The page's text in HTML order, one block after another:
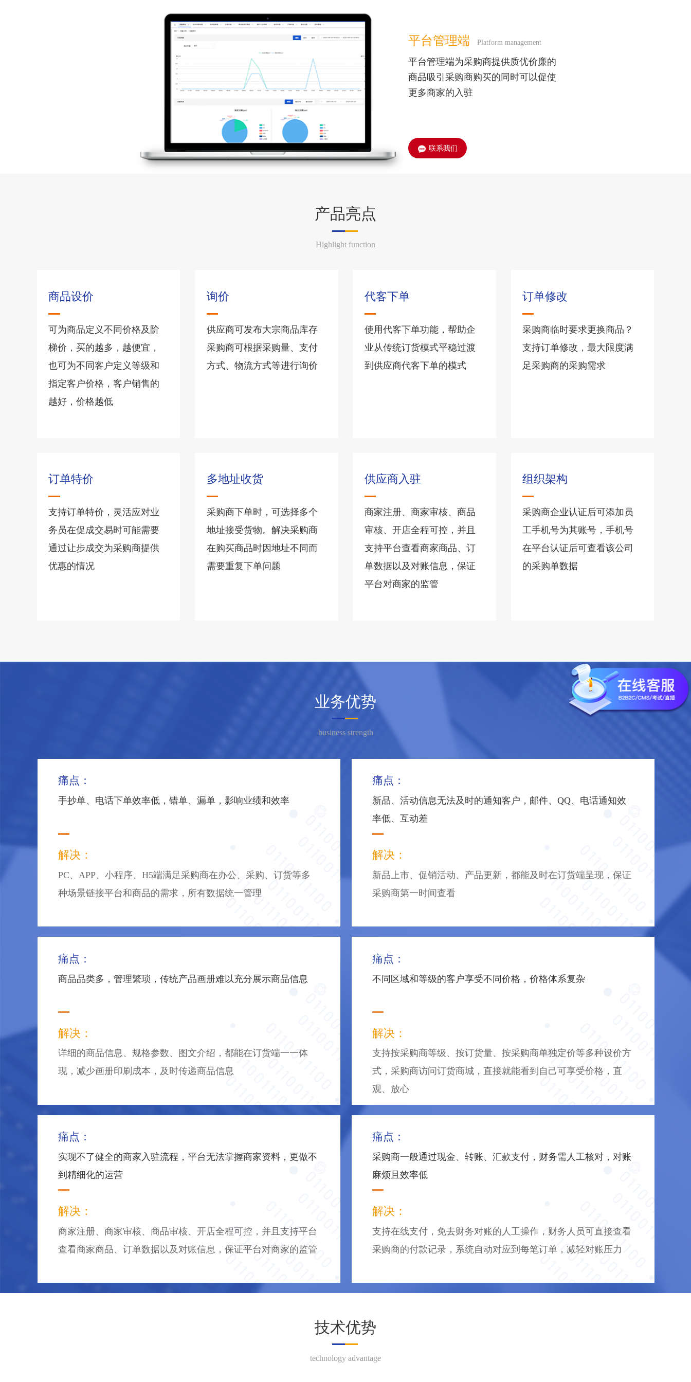
平台管理端 Platform management
平台管理端为采购商提供质优价廉的
商品吸引采购商购买的同时可以促使
更多商家的入驻
联系我们
产品亮点
Highlight function
商品设价
可为商品定义不同价格及阶
梯价，买的越多，越便宜，
也可为不同客户定义等级和
指定客户价格，客户销售的
越好，价格越低
询价
供应商可发布大宗商品库存
采购商可根据采购量、支付
方式、物流方式等进行询价
代客下单
使用代客下单功能，帮助企
业从传统订货模式平稳过渡
到供应商代客下单的模式
订单修改
采购商临时要求更换商品？
支持订单修改，最大限度满
足采购商的采购需求
订单特价
支持订单特价，灵活应对业
务员在促成交易时可能需要
通过让步成交为采购商提供
优惠的情况
多地址收货
采购商下单时，可选择多个
地址接受货物。解决采购商
在购买商品时因地址不同而
需要重复下单问题
供应商入驻
商家注册、商家审核、商品
审核、开店全程可控，并且
支持平台查看商家商品、订
单数据以及对账信息，保证
平台对商家的监管
组织架构
采购商企业认证后可添加员
工手机号为其账号，手机号
在平台认证后可查看该公司
的采购单数据
业务优势
business strength
痛点：
手抄单、电话下单效率低，错单、漏单，影响业绩和效率
解决：
PC、APP、小程序、H5端满足采购商在办公、采购、订货等多
种场景链接平台和商品的需求，所有数据统一管理
痛点：
新品、活动信息无法及时的通知客户，邮件、QQ、电话通知效
率低、互动差
解决：
新品上市、促销活动、产品更新，都能及时在订货端呈现，保证
采购商第一时间查看
痛点：
商品品类多，管理繁琐，传统产品画册难以充分展示商品信息
解决：
详细的商品信息、规格参数、图文介绍，都能在订货端一一体
现，减少画册印刷成本，及时传递商品信息
痛点：
不同区域和等级的客户享受不同价格，价格体系复杂
解决：
支持按采购商等级、按订货量、按采购商单独定价等多种设价方
式，采购商访问订货商城，直接就能看到自己可享受价格，直
观、放心
痛点：
实现不了健全的商家入驻流程，平台无法掌握商家资料，更做不
到精细化的运营
解决：
商家注册、商家审核、商品审核、开店全程可控，并且支持平台
查看商家商品、订单数据以及对账信息，保证平台对商家的监管
痛点：
采购商一般通过现金、转账、汇款支付，财务需人工核对，对账
麻烦且效率低
解决：
支持在线支付，免去财务对账的人工操作，财务人员可直接查看
采购商的付款记录，系统自动对应到每笔订单，减轻对账压力
技术优势
technology advantage